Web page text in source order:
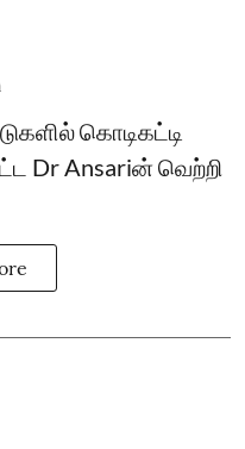
கொடிகட்டி
Dr Ansariன் வெற்றி